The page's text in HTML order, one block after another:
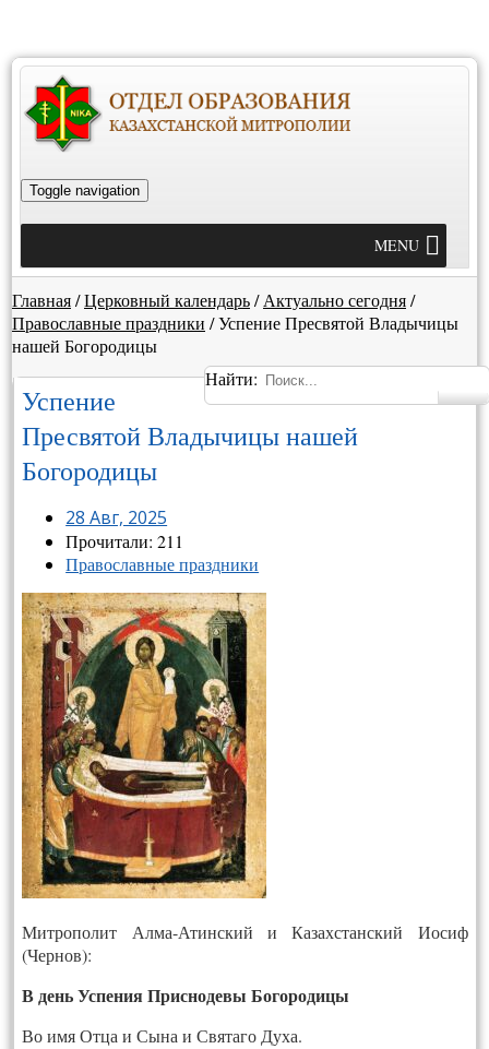
Toggle navigation
MENU
Главная/Церковный календарь/ Актуально сегодня/
Православные праздники /Успение Пресвятой Владычицы
нашей Богородицы
Найти:
Успение
Пресвятой Владычицы нашей
Богородицы
28 Авг, 2025
Прочитали: 211
Православные праздники
Митрополит Алма-Атинский и Казахстанский Иосиф
(Чернов):
В день Успения Приснодевы Богородицы
Во имя Отца и Сына и Святаго Духа.